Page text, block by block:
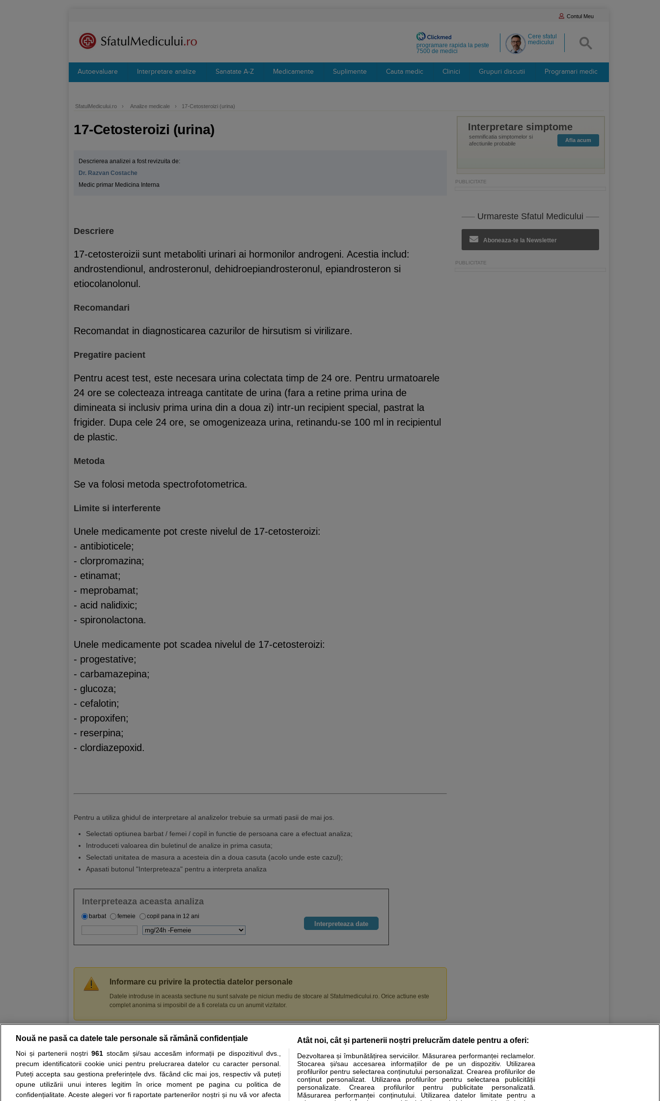
Contul Meu
Cere sfatul
medicului
programare rapida la peste
7500 de medici
Autoevaluare Interpretare analize Sanatate A-Z Medicamente Suplimente Cauta medic Clinici Grupuri discutii Programari medic
SfatulMedicului.ro › Analize medicale › 17-Cetosteroizi (urina)
17-Cetosteroizi (urina)
Descrierea analizei a fost revizuita de:
Dr. Razvan Costache
Medic primar Medicina Interna
Descriere
17-cetosteroizii sunt metaboliti urinari ai hormonilor androgeni. Acestia includ:
androstendionul, androsteronul, dehidroepiandrosteronul, epiandrosteron si
etiocolanolonul.
Recomandari
Recomandat in diagnosticarea cazurilor de hirsutism si virilizare.
Pregatire pacient
Pentru acest test, este necesara urina colectata timp de 24 ore. Pentru urmatoarele
24 ore se colecteaza intreaga cantitate de urina (fara a retine prima urina de
dimineata si inclusiv prima urina din a doua zi) intr-un recipient special, pastrat la
frigider. Dupa cele 24 ore, se omogenizeaza urina, retinandu-se 100 ml in recipientul
de plastic.
Metoda
Se va folosi metoda spectrofotometrica.
Limite si interferente
Unele medicamente pot creste nivelul de 17-cetosteroizi:
- antibioticele;
- clorpromazina;
- etinamat;
- meprobamat;
- acid nalidixic;
- spironolactona.
Unele medicamente pot scadea nivelul de 17-cetosteroizi:
- progestative;
- carbamazepina;
- glucoza;
- cefalotin;
- propoxifen;
- reserpina;
- clordiazepoxid.
Pentru a utiliza ghidul de interpretare al analizelor trebuie sa urmati pasii de mai jos.
Selectati optiunea barbat / femei / copil in functie de persoana care a efectuat analiza;
Introduceti valoarea din buletinul de analize in prima casuta;
Selectati unitatea de masura a acesteia din a doua casuta (acolo unde este cazul);
Apasati butonul "Interpreteaza" pentru a interpreta analiza
Interpreteaza aceasta analiza
barbat femeie copil pana in 12 ani
Informare cu privire la protectia datelor personale
Datele introduse in aceasta sectiune nu sunt salvate pe niciun mediu de stocare al Sfatulmedicului.ro. Orice actiune este
complet anonima si imposibil de a fi corelata cu un anumit vizitator.
Interpretare simptome
semnificatia simptomelor si
afectiunile probabile
Afla acum
Urmareste Sfatul Medicului
Aboneaza-te la Newsletter
Resurse: Autoevaluare simptome Interpretare analize Specialitati medicale
Opiniile avizate ale medicilor, sfaturile si orice alte informatii despre sanatate disponibile pe sfatulmedicului.ro au scop informativ si educational. Ele nu pot substitui consultul medical direct si
nici diagnosticul stabilit in urma investigatiilor si analizelor medicale. Va sfatuim, ca pe langa informatia primita pe sfatulmedicului.ro sa consultati fie medicul Dvs., fie unul dintre medicii pe care
ii punem la dispozitie pentru programare in sistemul de programari la medic Clickmed.
Nouă ne pasă ca datele tale personale să rămână confidențiale
Noi și partenerii noștri 961stocăm și/sau accesăm informații pe dispozitivul dvs.,
precum identificatorii cookie unici pentru prelucrarea datelor cu caracter personal.
Puteți accepta sau gestiona preferințele dvs. făcând clic mai jos, respectiv vă puteți
opune utilizării unui interes legitim în orice moment pe pagina cu politica de
confidențialitate. Aceste alegeri vor fi raportate partenerilor noștri și nu vă vor afecta
Atât noi, cât și partenerii noștri prelucrăm datele pentru a oferi:
Dezvoltarea și îmbunătățirea serviciilor. Măsurarea performanței reclamelor.
Stocarea și/sau accesarea informațiilor de pe un dispozitiv. Utilizarea
profilurilor pentru selectarea conținutului personalizat. Crearea profilurilor de
conținut personalizat. Utilizarea profilurilor pentru selectarea publicității
personalizate. Crearea profilurilor pentru publicitate personalizată.
Măsurarea performanței conținutului. Utilizarea datelor limitate pentru a